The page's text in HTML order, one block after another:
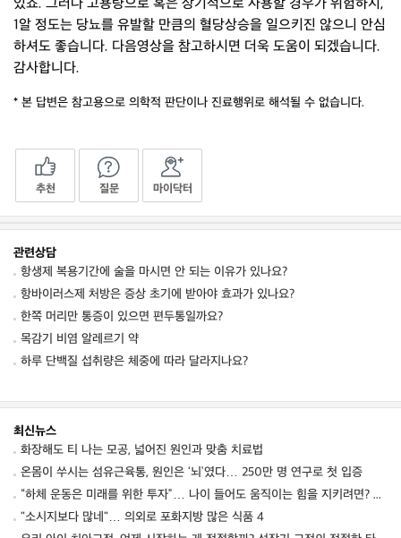
있죠. 그러나 고용량으로 혹은 장기적으로 사용할 경우가 위험하지,
1알 정도는 당뇨를 유발할 만큼의 혈당상승을 일으키진 않으니 안심
하셔도 좋습니다. 다음영상을 참고하시면 더욱 도움이 되겠습니다.
감사합니다.
* 본 답변은 참고용으로 의학적 판단이나 진료행위로 해석될 수 없습니다.
추천 질문 마이닥터
관련상담
항생제 복용기간에 술을 마시면 안 되는 이유가 있나요?
항바이러스제 처방은 증상 초기에 받아야 효과가 있나요?
한쪽 머리만 통증이 있으면 편두통일까요?
목감기 비염 알레르기 약
하루 단백질 섭취량은 체중에 따라 달라지나요?
최신뉴스
화장해도 티 나는 모공, 넓어진 원인과 맞춤 치료법
온몸이 쑤시는 섬유근육통, 원인은 ‘뇌’였다… 250만 명 연구로 첫 입증
“하체 운동은 미래를 위한 투자”… 나이 들어도 움직이는 힘을 지키려면? ⑦ [평생운동연구소]
"소시지보다 많네"… 의외로 포화지방 많은 식품 4